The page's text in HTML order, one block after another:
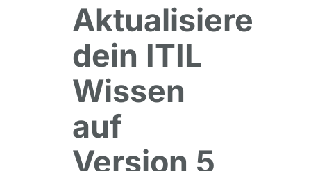
Aktualisiere
dein ITIL
Wissen
auf
Version 5